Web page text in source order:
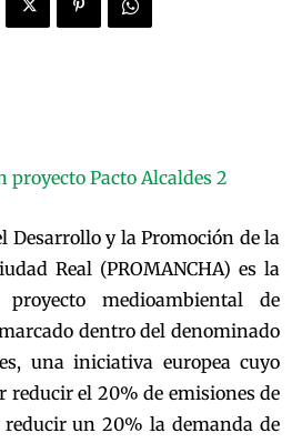
Desarrollo y la Promoción de la
Real (PROMANCHA) es la
medioambiental de
dentro del denominado
una iniciativa europea cuyo
reducir el 20% de emisiones de
reducir un 20% la demanda de